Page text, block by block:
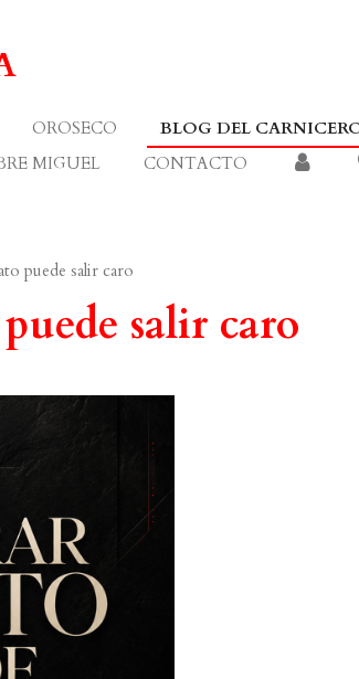
OROSECO BLOG DEL
MIGUEL CONTACTO
puede salir caro
salir caro